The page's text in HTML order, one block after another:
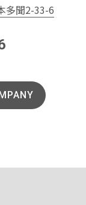
多聞2-33-6